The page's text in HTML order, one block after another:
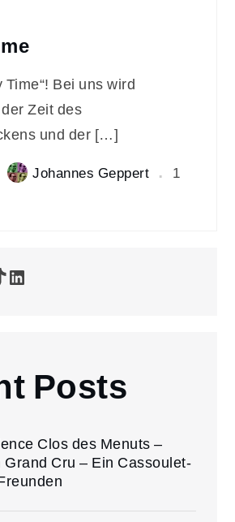
Time“! Bei uns wird
Zeit des
und der […]
Johannes Geppert
1
LinkedIn
Posts
Clos des Menuts –
Cru – Ein Cassoulet-